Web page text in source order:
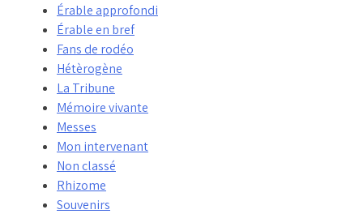
Érable approfondi
Érable en bref
Fans de rodéo
Hétèrogène
La Tribune
Mémoire vivante
Messes
Mon intervenant
Non classé
Rhizome
Souvenirs